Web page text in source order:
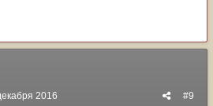
#9
2016